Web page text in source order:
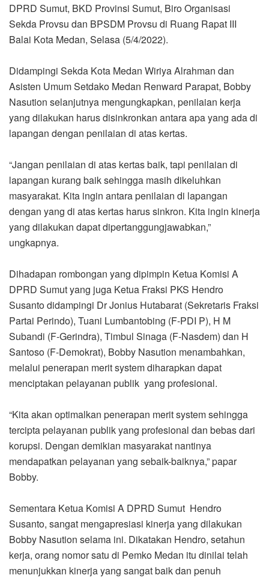
DPRD Sumut, BKD Provinsi Sumut, Biro Organisasi
Sekda Provsu dan BPSDM Provsu di Ruang Rapat III
Balai Kota Medan, Selasa (5/4/2022).
Didampingi Sekda Kota Medan Wiriya Alrahman dan
Asisten Umum Setdako Medan Renward Parapat, Bobby
Nasution selanjutnya mengungkapkan, penilaian kerja
yang dilakukan harus disinkronkan antara apa yang ada di
lapangan dengan penilaian di atas kertas.
“Jangan penilaian di atas kertas baik, tapi penilaian di
lapangan kurang baik sehingga masih dikeluhkan
masyarakat. Kita ingin antara penilaian di lapangan
dengan yang di atas kertas harus sinkron. Kita ingin kinerja
yang dilakukan dapat dipertanggungjawabkan,”
ungkapnya.
Dihadapan rombongan yang dipimpin Ketua Komisi A
DPRD Sumut yang juga Ketua Fraksi PKS Hendro
Susanto didampingi Dr Jonius Hutabarat (Sekretaris Fraksi
Partai Perindo), Tuani Lumbantobing (F-PDI P), H M
Subandi (F-Gerindra), Timbul Sinaga (F-Nasdem) dan H
Santoso (F-Demokrat), Bobby Nasution menambahkan,
melalui penerapan merit system diharapkan dapat
menciptakan pelayanan publik yang profesional.
“Kita akan optimalkan penerapan merit system sehingga
tercipta pelayanan publik yang profesional dan bebas dari
korupsi. Dengan demikian masyarakat nantinya
mendapatkan pelayanan yang sebaik-baiknya,” papar
Bobby.
Sementara Ketua Komisi A DPRD Sumut Hendro
Susanto, sangat mengapresiasi kinerja yang dilakukan
Bobby Nasution selama ini. Dikatakan Hendro, setahun
kerja, orang nomor satu di Pemko Medan itu dinilai telah
menunjukkan kinerja yang sangat baik dan penuh